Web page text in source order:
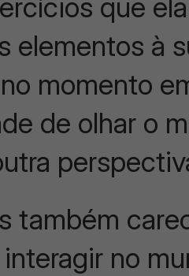
que
elementos à
momento
de olhar o
também
no